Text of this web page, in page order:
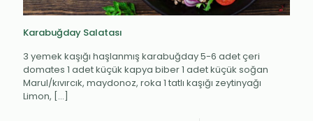
Karabuğday Salatası
3 yemek kaşığı haşlanmış karabuğday 5-6 adet çeri
domates 1 adet küçük kapya biber 1 adet küçük soğan
Marul/kıvırcık, maydonoz, roka 1 tatlı kaşığı zeytinyağı
Limon, […]